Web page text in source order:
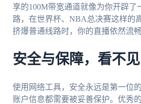
享的100M带宽通道就像为你开辟了
路，在世界杯、NBA总决赛这样的
挤爆普通线路时，你的直播依然流畅
安全与保障，看不
使用网络工具，安全永远是第一位
账户信息都需要被妥善保护。优秀